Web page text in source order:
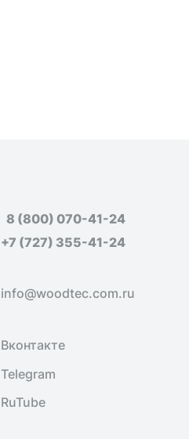
8 (800) 070-41-24
+7 (727) 355-41-24
info@woodtec.com.ru
Вконтакте
Telegram
RuTube